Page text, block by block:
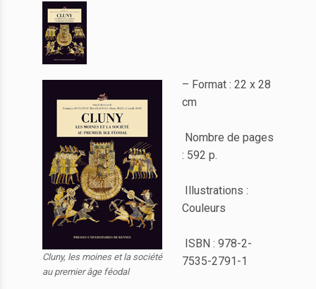
Cluny, les moines et la société
au premier âge féodal
– Format : 22 x 28
cm
Nombre de pages
: 592 p.
Illustrations :
Couleurs
ISBN : 978-2-
7535-2791-1